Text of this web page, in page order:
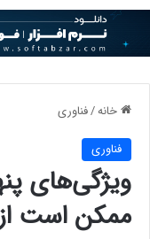
خانه/فناوری
فناوری
ممکن است از